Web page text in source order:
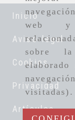
web y
sobre
visitadas).
Inicio
Aviso legal
Cookies
Privacidad
Artículos